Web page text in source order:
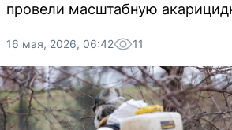
провели масштабную
16 мая, 2026, 06:42 11